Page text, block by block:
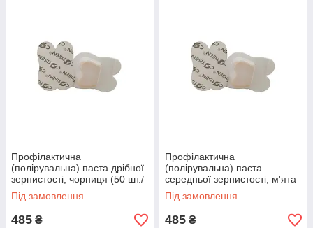
Профілактична
(полірувальна) паста дрібної
зернистості, чорниця (50 шт./
пач.)
Під замовлення
485 ₴
Профілактична
(полірувальна) паста
середньої зернистості, м'ята
(50 шт./пач.)
Під замовлення
485 ₴